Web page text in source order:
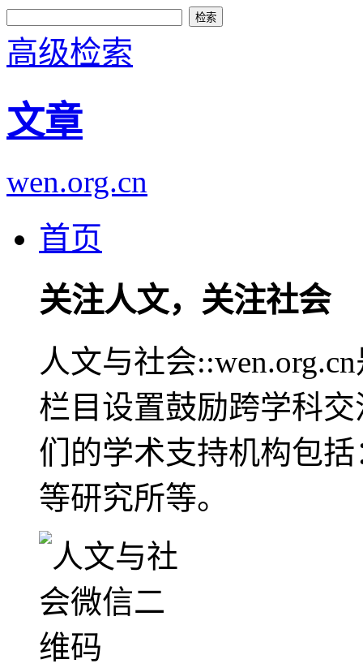
高级检索
文章
wen.org.cn
首页
关注人文，关注社会
人文与社会
栏目设置鼓励跨学科
们的学术支持机构包
等研究所等。